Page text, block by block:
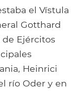
el Vístula
Gotthard
Ejércitos
Heinrici
río Oder y en